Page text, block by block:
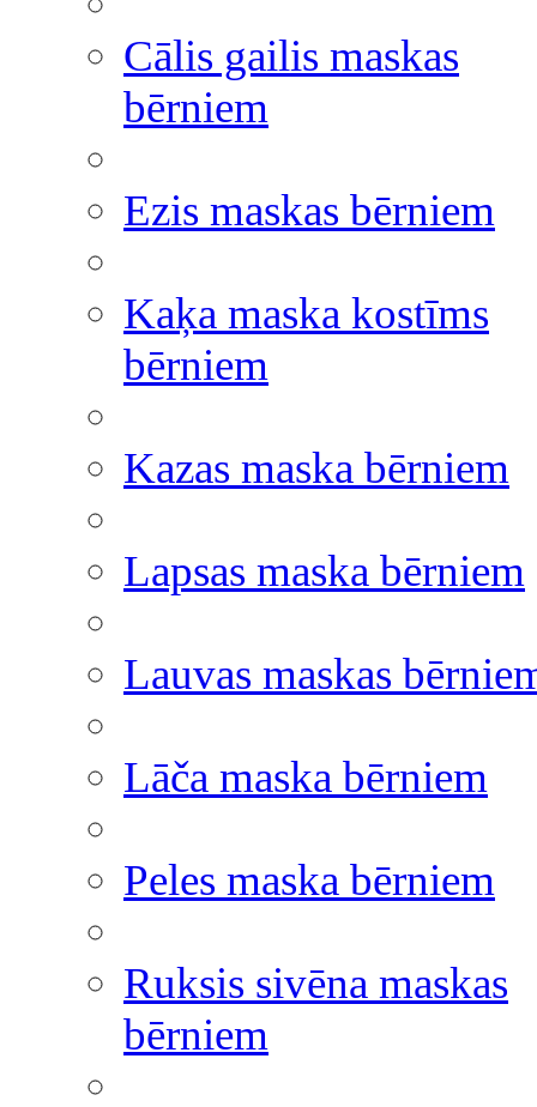
Cālis gailis maskas
bērniem
Ezis maskas bērniem
Kaķa maska kostīms
bērniem
Kazas maska bērniem
Lapsas maska bērniem
Lauvas maskas
Lāča maska bērniem
Peles maska bērniem
Ruksis sivēna maskas
bērniem